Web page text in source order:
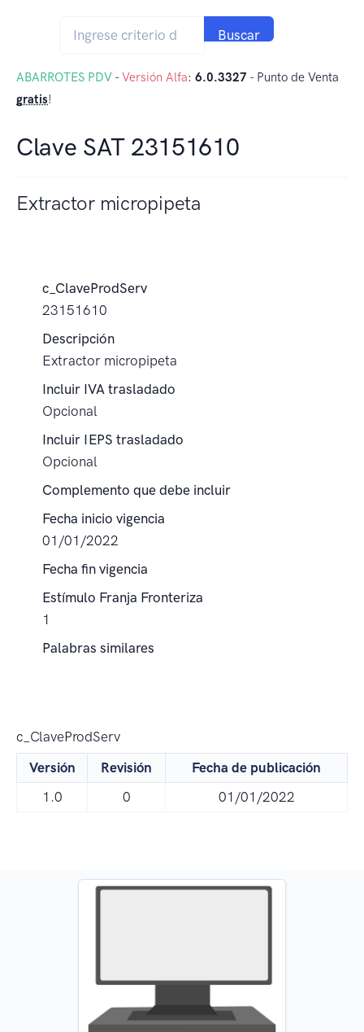
Buscar
ABARROTES PDV -Versión Alfa: 6.0.3327 - Punto de Venta
gratis!
Clave SAT 23151610
Extractor micropipeta
c_ClaveProdServ
23151610
Descripción
Extractor micropipeta
Incluir IVA trasladado
Opcional
Incluir IEPS trasladado
Opcional
Complemento que debe incluir
Fecha inicio vigencia
01/01/2022
Fecha fin vigencia
Estímulo Franja Fronteriza
1
Palabras similares
c_ClaveProdServ
Versión
Revisión
Fecha de publicación
1.0
0 01/01/2022